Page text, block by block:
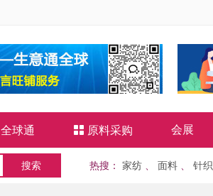
全球通  原料采购 会展
热搜 ： 家纺 面料 针织